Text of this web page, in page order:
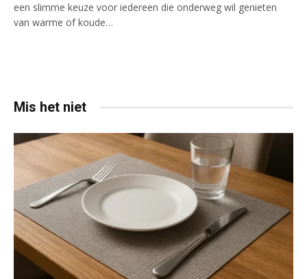
een slimme keuze voor iedereen die onderweg wil genieten
van warme of koude…
Mis het niet